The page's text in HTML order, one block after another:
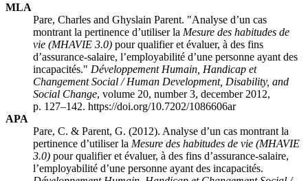
MLA
Pare, Charles and Ghyslain Parent. "Analyse d’un cas
montrant la pertinence d’utiliser la Mesure des habitudes de
vie (MHAVIE 3.0) pour qualifier et évaluer, à des fins
d’assurance-salaire, l’employabilité d’une personne ayant des
incapacités." Développement Humain, Handicap et
Changement Social / Human Development, Disability, and
Social Change, volume 20, number 3, december 2012,
p. 127–142. https://doi.org/10.7202/1086606ar
APA
Pare, C. & Parent, G. (2012). Analyse d’un cas montrant la
pertinence d’utiliser la Mesure des habitudes de vie (MHAVIE
3.0) pour qualifier et évaluer, à des fins d’assurance-salaire,
l’employabilité d’une personne ayant des incapacités.